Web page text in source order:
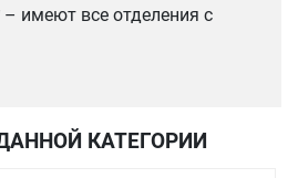
– имеют все отделения с
КАТЕГОРИИ